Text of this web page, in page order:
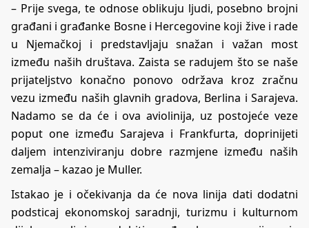
– Prije svega, te odnose oblikuju ljudi, posebno brojni
građani i građanke Bosne i Hercegovine koji žive i rade
u Njemačkoj i predstavljaju snažan i važan most
između naših društava. Zaista se radujem što se naše
prijateljstvo konačno ponovo održava kroz zračnu
vezu između naših glavnih gradova, Berlina i Sarajeva.
Nadamo se da će i ova aviolinija, uz postojeće veze
poput one između Sarajeva i Frankfurta, doprinijeti
daljem intenziviranju dobre razmjene između naših
zemalja – kazao je Muller.
Istakao je i očekivanja da će nova linija dati dodatni
podsticaj ekonomskoj saradnji, turizmu i kulturnom